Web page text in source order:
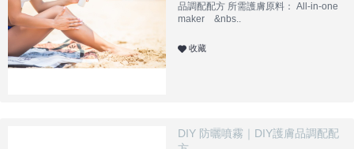
品調配配方 所需護膚原料： All-in-one
maker &nbs..
收藏
DIY 防曬噴霧｜DIY護膚品調配配